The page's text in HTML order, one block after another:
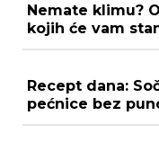
Nemate klimu?
kojih će vam
Recept dana:
pećnice bez